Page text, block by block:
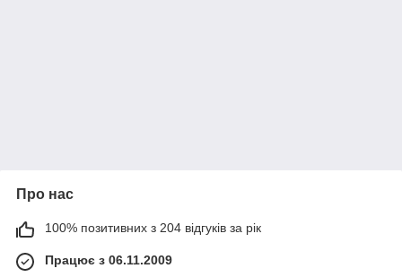
Про нас
100% позитивних з 204 відгуків за рік
Працює з 06.11.2009